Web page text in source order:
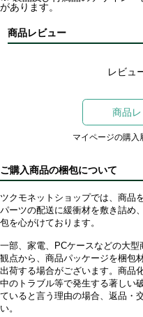
があります。
商品レビュー
レビュ
商品レ
マイページの購入
ご購入商品の梱包について
ツクモネットショップでは、商品
パーツの配送に緩衝材を敷き詰め
包を心がけております。
一部、家電、PCケースなどの大
観点から、商品パッケージを梱包
出荷する場合がございます。商品
中のトラブル等で発生する著しい
ていると言う理由の場合、返品・
い。